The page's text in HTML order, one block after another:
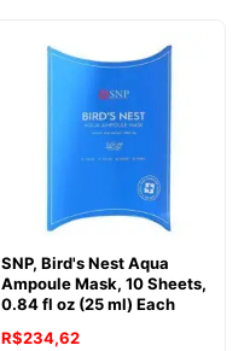
SNP, Bird's Nest Aqua
Ampoule Mask, 10 Sheets,
0.84 fl oz (25 ml) Each
R$234,62